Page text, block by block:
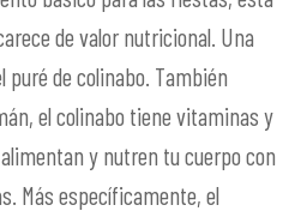
de valor nutricional. Una
puré de colinabo. También
el colinabo tiene vitaminas y
y nutren tu cuerpo con
Más específicamente, el